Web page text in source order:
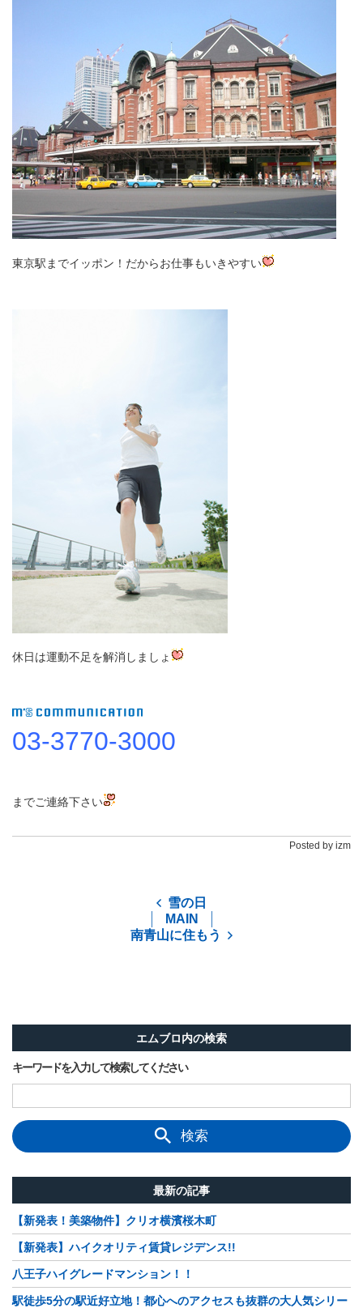
東京駅までイッポン！だからお仕事もいきやすい
休日は運動不足を解消しましょ
03-3770-3000
までご連絡下さい
Posted by izm
雪の日
MAIN
南青山に住もう
エムブロ内の検索
キーワードを入力して検索してください
検索
最新の記事
【新発表！美築物件】クリオ横濱桜木町
【新発表】ハイクオリティ賃貸レジデンス!!
八王子ハイグレードマンション！！
駅徒歩5分の駅近好立地！都心へのアクセスも抜群の大人気シリー